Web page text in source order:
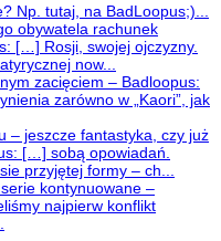
Np. tutaj, na BadLoopus;)...
obywatela rachunek
[…] Rosji, swojej ojczyzny.
now...
zacięciem – Badloopus:
zarówno w „Kaori”, jak
– jeszcze fantastyka, czy już
[…] sobą opowiadań.
przyjętej formy – ch...
kontynuowane –
najpierw konflikt